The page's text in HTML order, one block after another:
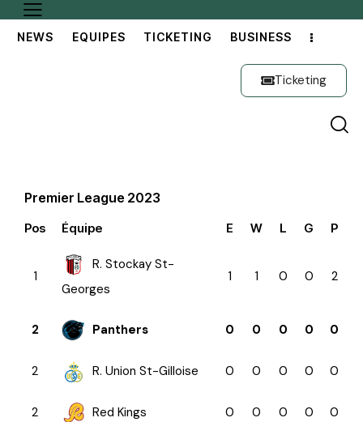
NEWS EQUIPES TICKETING BUSINESS
Ticketing
Premier League 2023
Pos Équipe E W L G P
1
R. Stockay St-
Georges
1 1 0 0 2
2 Panthers 0 0 0 0 0
2 R. Union St-Gilloise 0 0 0 0 0
2 Red Kings 0 0 0 0 0